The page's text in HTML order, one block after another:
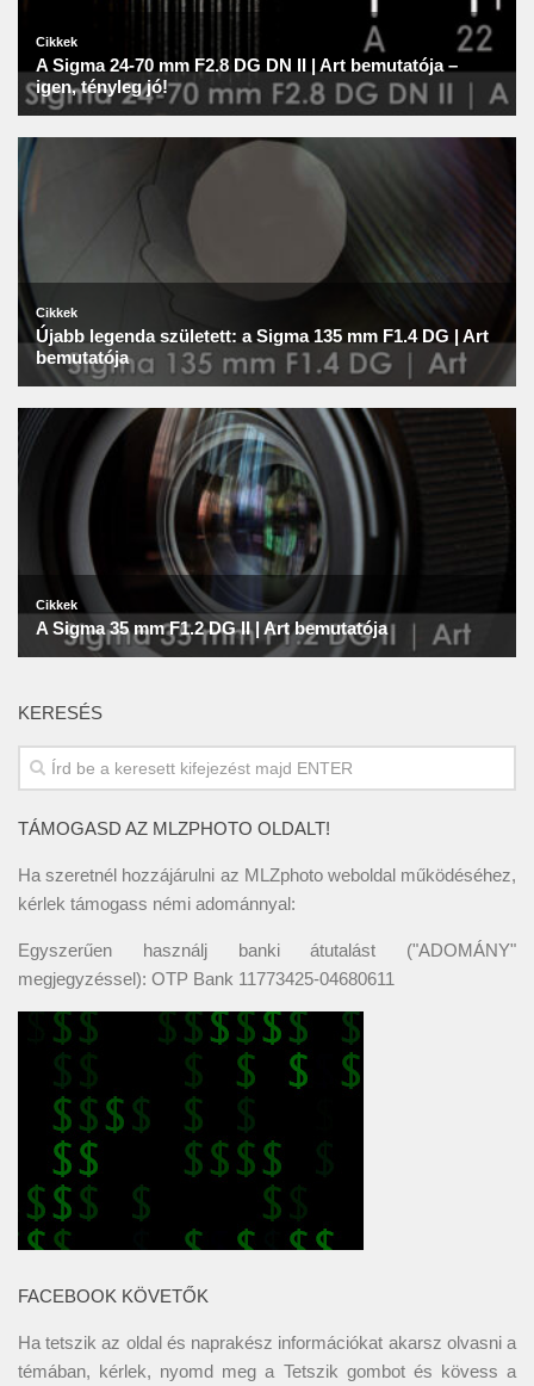
KERESÉS
TÁMOGASD AZ MLZPHOTO OLDALT!
Ha szeretnél hozzájárulni az MLZphoto weboldal működéséhez,
kérlek támogass némi adománnyal:
Egyszerűen használj banki átutalást ("ADOMÁNY"
megjegyzéssel): OTP Bank 11773425-04680611
FACEBOOK KÖVETŐK
Ha tetszik az oldal és naprakész információkat akarsz olvasni a
témában, kérlek, nyomd meg a Tetszik gombot és kövess a